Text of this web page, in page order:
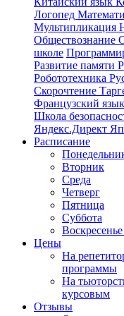
Логопед
Мультипликация
Обществознание
школе
Развитие памяти
Робототехника
Скорочтение
Французский язык
Школа
Яндекс.Директ
Расписание
Вторник
Среда
Четверг
Пятница
Суббота
Воскресенье
Цены
На
программы
На
курсовым
Отзывы